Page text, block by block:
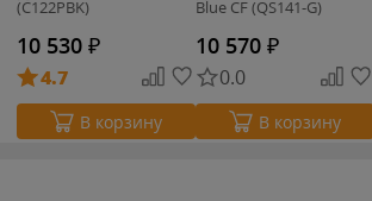
(C122PBK)
10 530 ₽
4.7
В корзину
Blue CF (QS141-G)
10 570 ₽
0.0
В корзину